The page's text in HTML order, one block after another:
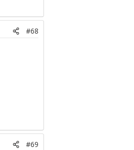
#68
#69